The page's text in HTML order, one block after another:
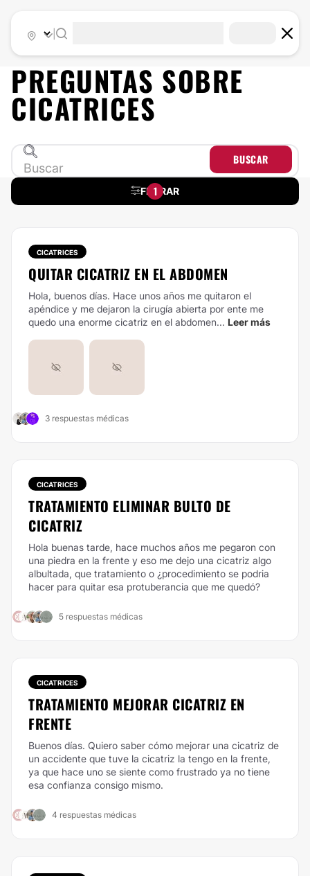
PREGUNTAS SOBRE
CICATRICES
BUSCAR
FILTRAR
1
CICATRICES
QUITAR CICATRIZ EN EL ABDOMEN
Hola, buenos días. Hace unos años me quitaron el
apéndice y me dejaron la cirugía abierta por ente me
quedo una enorme cicatriz en el abdomen... Leer más
3 respuestas médicas
CICATRICES
TRATAMIENTO ELIMINAR BULTO DE
CICATRIZ
Hola buenas tarde, hace muchos años me pegaron con
una piedra en la frente y eso me dejo una cicatriz algo
albultada, que tratamiento o ¿procedimiento se podria
hacer para quitar esa protuberancia que me quedó?
5 respuestas médicas
CICATRICES
TRATAMIENTO MEJORAR CICATRIZ EN
FRENTE
Buenos días. Quiero saber cómo mejorar una cicatriz de
un accidente que tuve la cicatriz la tengo en la frente,
ya que hace uno se siente como frustrado ya no tiene
esa confianza consigo mismo.
4 respuestas médicas